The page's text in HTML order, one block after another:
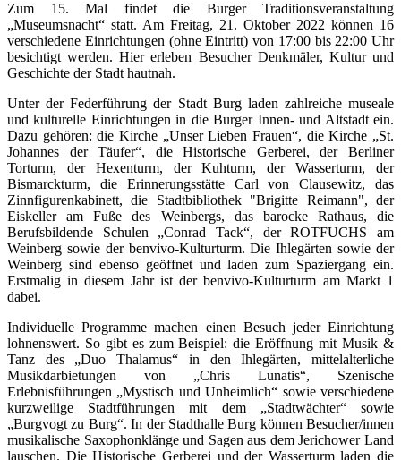
Zum 15. Mal findet die Burger Traditionsveranstaltung
„Museumsnacht“ statt. Am Freitag, 21. Oktober 2022 können 16
verschiedene Einrichtungen (ohne Eintritt) von 17:00 bis 22:00 Uhr
besichtigt werden. Hier erleben Besucher Denkmäler, Kultur und
Geschichte der Stadt hautnah.
Unter der Federführung der Stadt Burg laden zahlreiche museale
und kulturelle Einrichtungen in die Burger Innen- und Altstadt ein.
Dazu gehören: die Kirche „Unser Lieben Frauen“, die Kirche „St.
Johannes der Täufer“, die Historische Gerberei, der Berliner
Torturm, der Hexenturm, der Kuhturm, der Wasserturm, der
Bismarckturm, die Erinnerungsstätte Carl von Clausewitz, das
Zinnfigurenkabinett, die Stadtbibliothek "Brigitte Reimann", der
Eiskeller am Fuße des Weinbergs, das barocke Rathaus, die
Berufsbildende Schulen „Conrad Tack“, der ROTFUCHS am
Weinberg sowie der benvivo-Kulturturm. Die Ihlegärten sowie der
Weinberg sind ebenso geöffnet und laden zum Spaziergang ein.
Erstmalig in diesem Jahr ist der benvivo-Kulturturm am Markt 1
dabei.
Individuelle Programme machen einen Besuch jeder Einrichtung
lohnenswert. So gibt es zum Beispiel: die Eröffnung mit Musik &
Tanz des „Duo Thalamus“ in den Ihlegärten, mittelalterliche
Musikdarbietungen von „Chris Lunatis“, Szenische
Erlebnisführungen „Mystisch und Unheimlich“ sowie verschiedene
kurzweilige Stadtführungen mit dem „Stadtwächter“ sowie
„Burgvogt zu Burg“. In der Stadthalle Burg können Besucher/innen
musikalische Saxophonklänge und Sagen aus dem Jerichower Land
lauschen. Die Historische Gerberei und der Wasserturm laden die